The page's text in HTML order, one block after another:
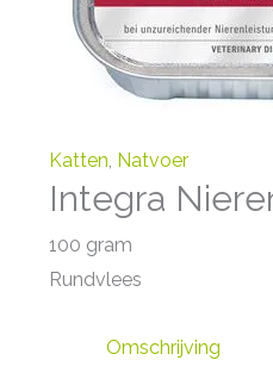
Katten Natvoer
Integra
100 gram
Rundvlees
Omschrijving